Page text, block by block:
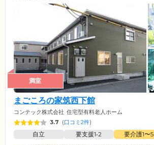
満室
まごころの家筑西下館
コンテック株式会社 住宅型有料老人ホーム
3.7 (口コミ2件)
自立 要支援1•2 要介護1〜5